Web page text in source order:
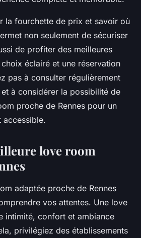
la fourchette de prix et savoir où
non seulement de sécuriser
de profiter des meilleures
éclairé et une réservation
pas à consulter régulièrement
à considérer la possibilité de
proche de Rennes pour un
accessible.
love room
adaptée proche de Rennes
vos attentes. Une love
intimité, confort et ambiance
privilégiez des établissements